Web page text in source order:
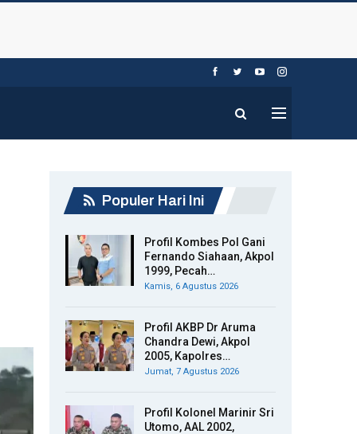
Populer Hari Ini
Profil Kombes Pol Gani
Fernando Siahaan, Akpol
1999, Pecah…
Kamis, 6 Agustus 2026
Profil AKBP Dr Aruma
Chandra Dewi, Akpol
2005, Kapolres…
Jumat, 7 Agustus 2026
Profil Kolonel Marinir Sri
Utomo, AAL 2002,